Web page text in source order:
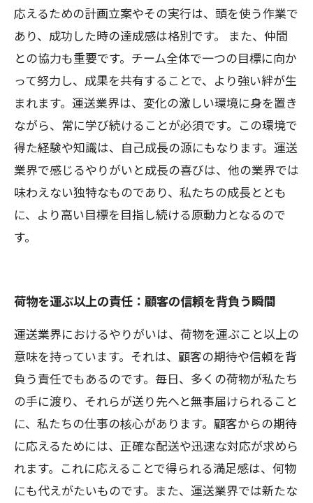
応えるための計画立案やその実行は、頭を使う作業で
あり、成功した時の達成感は格別です。 また、仲間
との協力も重要です。チーム全体で一つの目標に向か
って努力し、成果を共有することで、より強い絆が生
まれます。運送業界は、変化の激しい環境に身を置き
ながら、常に学び続けることが必須です。この環境で
得た経験や知識は、自己成長の源にもなります。運送
業界で感じるやりがいと成長の喜びは、他の業界では
味わえない独特なものであり、私たちの成長ととも
に、より高い目標を目指し続ける原動力となるので
す。
荷物を運ぶ以上の責任：顧客の信頼を背負う瞬間
運送業界におけるやりがいは、荷物を運ぶこと以上の
意味を持っています。それは、顧客の期待や信頼を背
負う責任でもあるのです。毎日、多くの荷物が私たち
の手に渡り、それらが送り先へと無事届けられること
に、私たちの仕事の核心があります。顧客からの期待
に応えるためには、正確な配送や迅速な対応が求めら
れます。これに応えることで得られる満足感は、何物
にも代えがたいものです。また、運送業界では新たな